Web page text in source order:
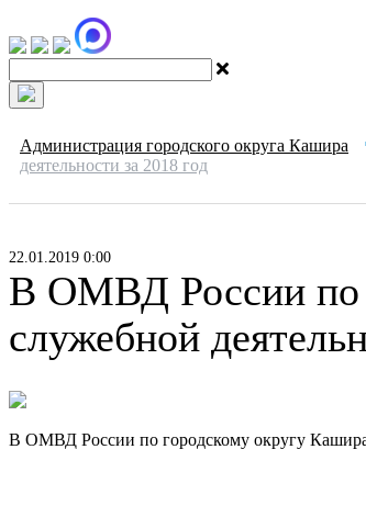
Администрация городского округа Кашира
деятельности за 2018 год
22.01.2019 0:00
В ОМВД России по
служебной
В ОМВД России по городскому округу Кашира